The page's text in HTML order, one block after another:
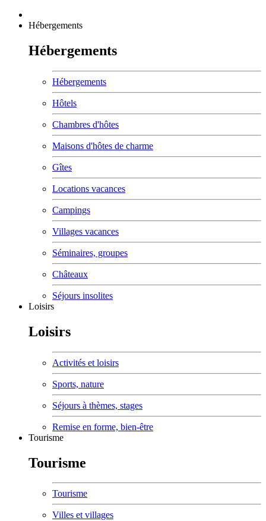
Hébergements
Hébergements
Hébergements
Hôtels
Chambres d'hôtes
Maisons d'hôtes de charme
Gîtes
Locations vacances
Campings
Villages vacances
Séminaires, groupes
Châteaux
Séjours insolites
Loisirs
Loisirs
Activités et loisirs
Sports, nature
Séjours à thèmes, stages
Remise en forme, bien-être
Tourisme
Tourisme
Tourisme
Villes et villages